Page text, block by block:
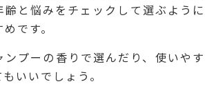
と悩みをチェックして選ぶように
です。
ンプーの香りで選んだり、使いやす
いいでしょう。